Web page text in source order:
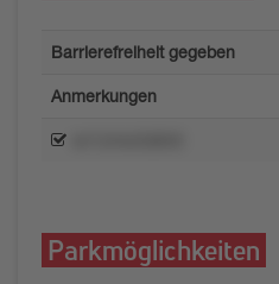
Barrierefreiheit gegeben
Anmerkungen
Parkmöglichkeiten